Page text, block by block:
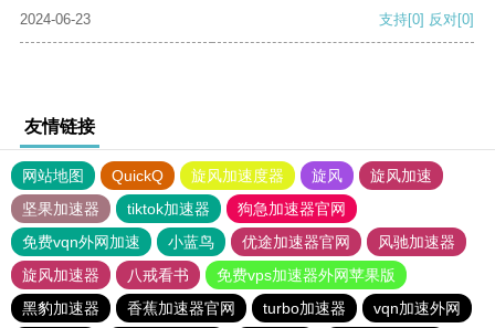
2024-06-23
支持[0] 反对[0]
友情链接
网站地图 QuickQ 旋风加速度器 旋风
旋风加速
坚果加速器
tiktok加速器
狗急加速器官网
免费vqn外网加速
小蓝鸟 优途加速器官网
风驰加速器
旋风加速器
八戒看书
免费vps加速器外网苹果版
黑豹加速器
香蕉加速器官网 turbo加速器 vqn加速外网